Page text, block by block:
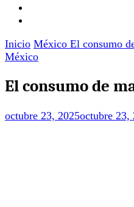
Inicio México El consumo
México
El consumo de
octubre 23, 2025octubre 23,